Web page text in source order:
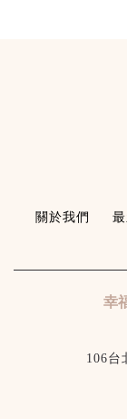
關於我們
幸
106台